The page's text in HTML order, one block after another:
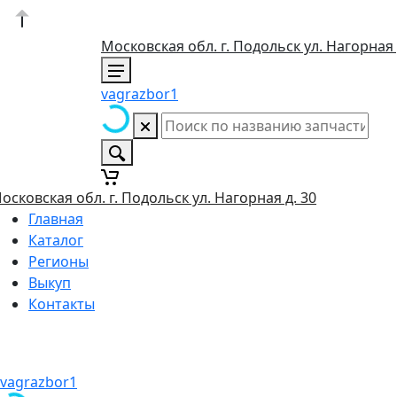
Московская обл. г. Подольск ул. Нагорная
vagrazbor1
обл. г. Подольск ул. Нагорная д. 30
Главная
Каталог
Регионы
Выкуп
Контакты
vagrazbor1